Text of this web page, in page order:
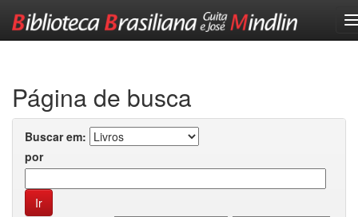
Página de busca
Buscar em:
por